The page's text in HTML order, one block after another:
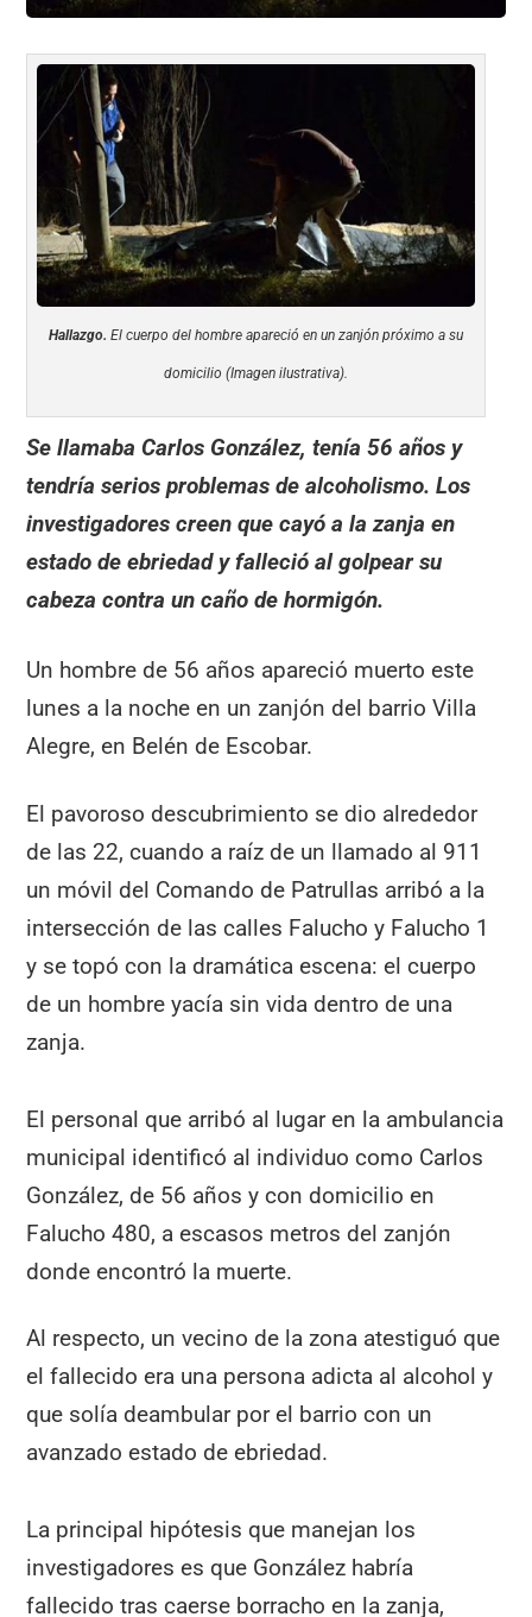
Hallazgo. El cuerpo del hombre apareció en un zanjón próximo a su
domicilio (Imagen ilustrativa).
Se llamaba Carlos González, tenía 56 años y
tendría serios problemas de alcoholismo. Los
investigadores creen que cayó a la zanja en
estado de ebriedad y falleció al golpear su
cabeza contra un caño de hormigón.
Un hombre de 56 años apareció muerto este
lunes a la noche en un zanjón del barrio Villa
Alegre, en Belén de Escobar.
El pavoroso descubrimiento se dio alrededor
de las 22, cuando a raíz de un llamado al 911
un móvil del Comando de Patrullas arribó a la
intersección de las calles Falucho y Falucho 1
y se topó con la dramática escena: el cuerpo
de un hombre yacía sin vida dentro de una
zanja.
El personal que arribó al lugar en la ambulancia
municipal identificó al individuo como Carlos
González, de 56 años y con domicilio en
Falucho 480, a escasos metros del zanjón
donde encontró la muerte.
Al respecto, un vecino de la zona atestiguó que
el fallecido era una persona adicta al alcohol y
que solía deambular por el barrio con un
avanzado estado de ebriedad.
La principal hipótesis que manejan los
investigadores es que González habría
fallecido tras caerse borracho en la zanja,